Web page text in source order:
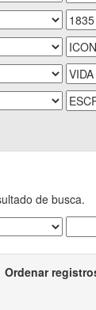
de busca.
Ordenar